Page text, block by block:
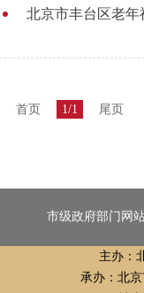
首页 1/1 尾页
市级政府部门网
主办：
承办：北